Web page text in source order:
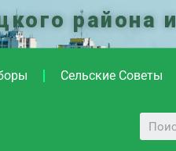
района и
Сельские Советы